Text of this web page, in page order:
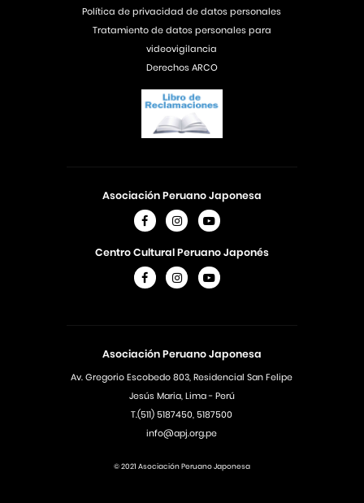
Asociación Peruano Japonesa
Av. Gregorio Escobedo 803, Residencial San Felipe
Jesús Maria, Lima - Perú
T.(511) 5187450, 5187500
info@apj.org.pe
Asociación Peruano Japonesa
Centro Cultural Peruano Japonés
Política de privacidad de datos personales
Tratamiento de datos personales para
videovigilancia
Derechos ARCO
© 2021 Asociación Peruano Japonesa